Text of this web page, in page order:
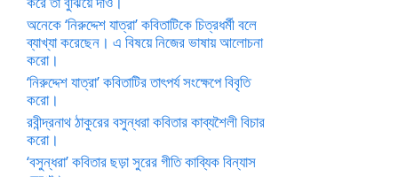
অনেকে ‘নিরুদ্দেশ যাত্রা’ কবিতাটিকে চিত্রধর্মী বলে
ব্যাখ্যা করেছেন। এ বিষয়ে নিজের ভাষায় আলোচনা
করো।
‘নিরুদ্দেশ যাত্রা’ কবিতাটির তাৎপর্য সংক্ষেপে বিবৃতি
করো।
রবীন্দ্রনাথ ঠাকুরের বসুন্ধরা কবিতার কাব্যশৈলী বিচার
করো।
‘বসুন্ধরা’ কবিতার ছড়া সুরের গীতি কাব্যিক বিন্যাস